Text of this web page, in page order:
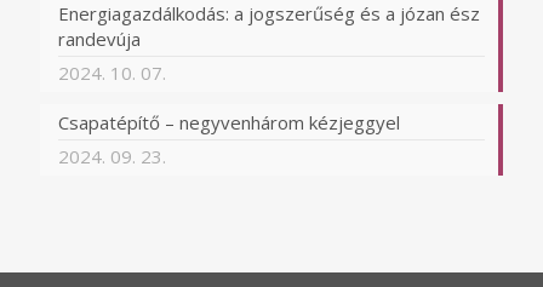
Energiagazdálkodás: a jogszerűség és a józan ész
randevúja
2024. 10. 07.
Csapatépítő – negyvenhárom kézjeggyel
2024. 09. 23.